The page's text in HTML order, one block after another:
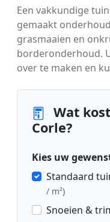
Een vakkundige
gemaakt
grasmaaien en
borderonderhoud.
over te maken en
Wat
Corle?
Kies uw
Standaard
/ m²)
Snoeien &